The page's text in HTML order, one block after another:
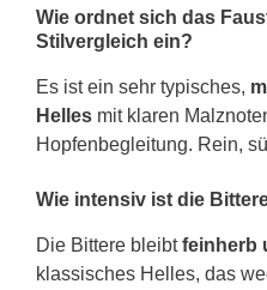
Wie ordnet sich das
Stilvergleich ein?
Es ist ein sehr typisches,
Helles mit klaren
Hopfenbegleitung. Rein,
Wie intensiv ist die
Die Bittere bleibtfeinherb
klassisches Helles, das